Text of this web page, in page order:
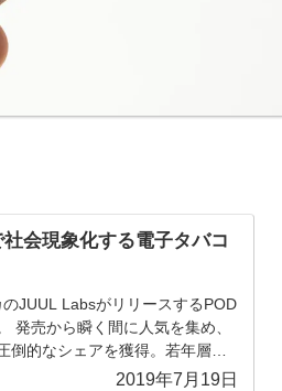
会現象化する電子タバコ
JUUL LabsがリリースするPOD
発売から瞬く間に人気を集め、
的なシェアを獲得。若年層を
2019年7月19日